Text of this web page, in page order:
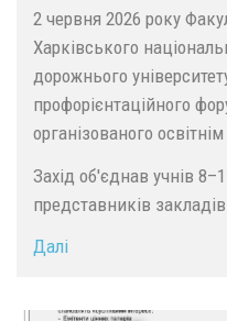
2 червня 2026 року
Харківського
дорожнього
профорієнтаційного
організованого
Захід об'єднав учнів
представників
Далі